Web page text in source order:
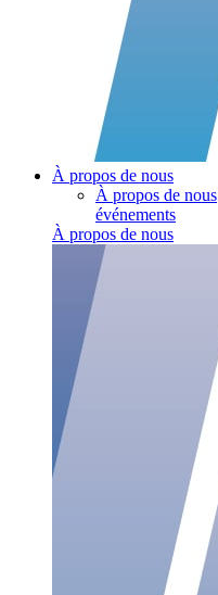
À propos de nous
À propos de nous
événements
À propos de nous